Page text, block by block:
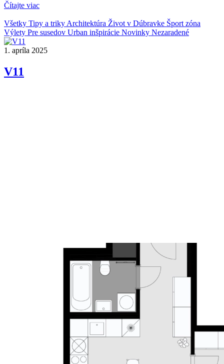
Čítajte viac
Všetky Tipy a triky Architektúra Život v Dúbravke Šport zóna
Výlety Pre susedov Urban inšpirácie Novinky Nezaradené
1. apríla 2025
V11